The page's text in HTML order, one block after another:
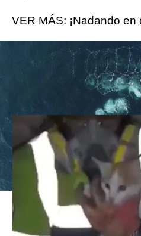
VER MÁS: ¡Nadando en
Gatita rescatada
después de los
Ballena